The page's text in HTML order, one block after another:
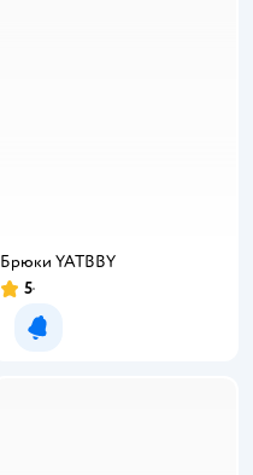
Брюки YATBBY
Рейтинг:
5
Уведомить о появлении